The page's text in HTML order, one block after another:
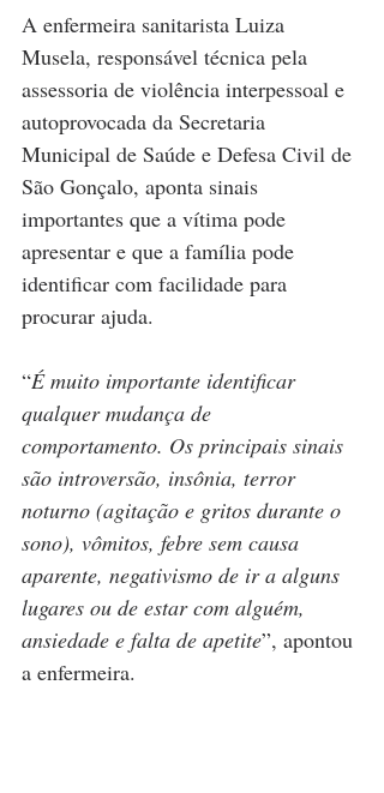
A enfermeira sanitarista Luiza
Musela, responsável técnica pela
assessoria de violência interpessoal e
autoprovocada da Secretaria
Municipal de Saúde e Defesa Civil de
São Gonçalo, aponta sinais
importantes que a vítima pode
apresentar e que a família pode
identificar com facilidade para
procurar ajuda.
“É muito importante identificar
qualquer mudança de
comportamento. Os principais sinais
são introversão, insônia, terror
noturno (agitação e gritos durante o
sono), vômitos, febre sem causa
aparente, negativismo de ir a alguns
lugares ou de estar com alguém,
ansiedade e falta de apetite”, apontou
a enfermeira.